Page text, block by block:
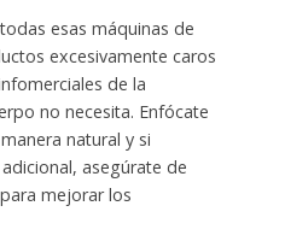
esas máquinas de
excesivamente caros
de la
no necesita. Enfócate
natural y si
asegúrate de
mejorar los